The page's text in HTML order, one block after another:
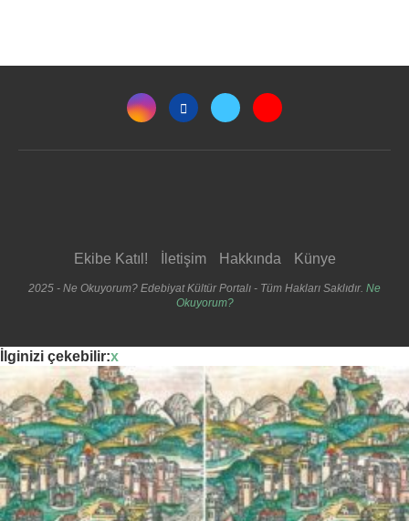
Ekibe Katıl! İletişim Hakkında Künye
2025 - Ne Okuyorum? Edebiyat Kültür Portalı - Tüm Hakları Saklıdır. Ne
Okuyorum?
İlginizi çekebilir:x